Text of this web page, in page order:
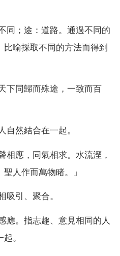
同；途：道路。通過不同的
喻採取不同的方法而得到
下同歸而殊途，一致而百
自然結合在一起。
相應，同氣相求。水流溼，
人作而萬物睹。」
吸引、聚合。
應。指志趣、意見相同的人
。